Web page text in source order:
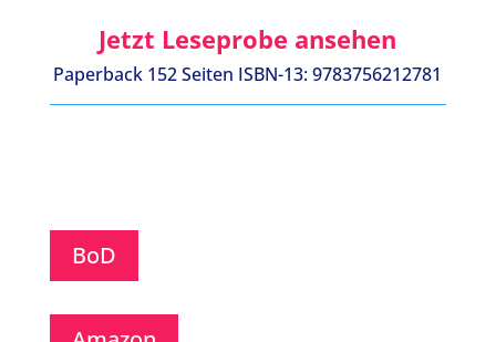
Jetzt Leseprobe ansehen
Paperback 152 Seiten ISBN-13: 9783756212781
BoD